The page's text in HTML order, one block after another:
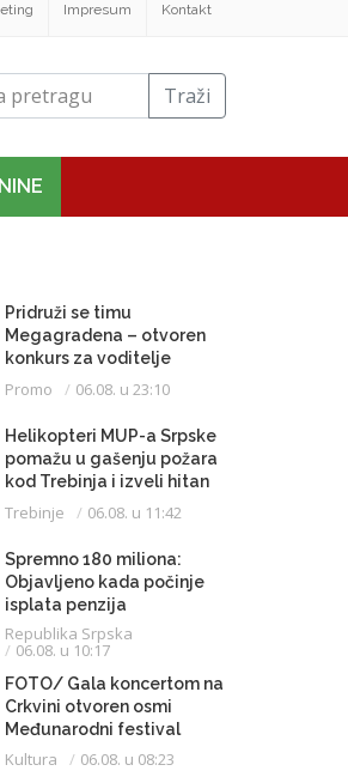
Impresum Kontakt
Traži
Pridruži se timu
Megagradena – otvoren
konkurs za voditelje
gradilišta
Promo 06.08. u 23:10
Helikopteri MUP-a Srpske
pomažu u gašenju požara
kod Trebinja i izveli hitan
medicinski let do
Beograda
Trebinje 06.08. u 11:42
Spremno 180 miliona:
Objavljeno kada počinje
isplata penzija
Republika Srpska
06.08. u 10:17
FOTO/ Gala koncertom na
Crkvini otvoren osmi
Međunarodni festival
klasične muzike
Kultura 06.08. u 08:23